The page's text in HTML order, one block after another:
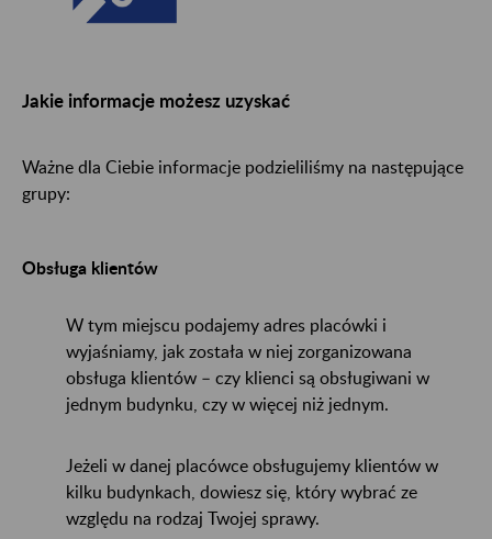
Jakie informacje możesz uzyskać
Ważne dla Ciebie informacje podzieliliśmy na następujące
grupy:
Obsługa klientów
W tym miejscu podajemy adres placówki i
wyjaśniamy, jak została w niej zorganizowana
obsługa klientów – czy klienci są obsługiwani w
jednym budynku, czy w więcej niż jednym.
Jeżeli w danej placówce obsługujemy klientów w
kilku budynkach, dowiesz się, który wybrać ze
względu na rodzaj Twojej sprawy.